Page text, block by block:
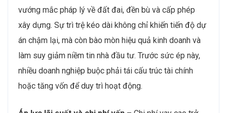
vướng mắc pháp lý về đất đai, đền bù và cấp phép
xây dựng. Sự trì trệ kéo dài không chỉ khiến tiến độ dự
án chậm lại, mà còn bào mòn hiệu quả kinh doanh và
làm suy giảm niềm tin nhà đầu tư. Trước sức ép này,
nhiều doanh nghiệp buộc phải tái cấu trúc tài chính
hoặc tăng vốn để duy trì hoạt động.